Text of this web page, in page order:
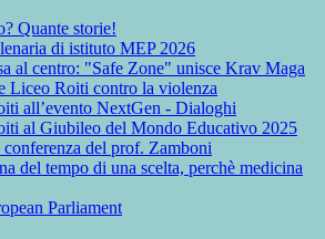
Quante storie!
di istituto MEP 2026
al centro: "Safe Zone" unisce Krav Maga
Liceo Roiti contro la violenza
all’evento NextGen - Dialoghi
al Giubileo del Mondo Educativo 2025
del prof. Zamboni
del tempo di una scelta, perchè medicina
Parliament